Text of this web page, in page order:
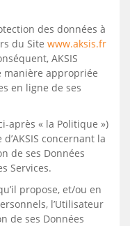
des données à
du Site www.aksis.fr
AKSIS
manière appropriée
en ligne de ses
après « la Politique »)
concernant la
de ses Données
Services.
propose, et/ou en
l’Utilisateur
de ses Données